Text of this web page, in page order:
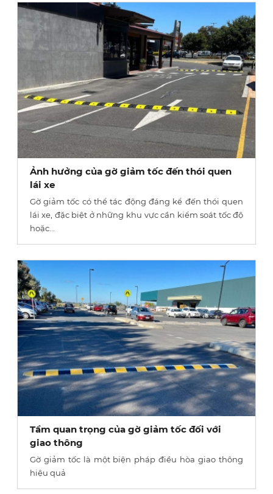
Ảnh hưởng của gờ giảm tốc đến thói quen
lái xe
Gờ giảm tốc có thể tác động đáng kể đến thói quen
lái xe, đặc biệt ở những khu vực cần kiểm soát tốc độ
hoặc...
Tầm quan trọng của gờ giảm tốc đối với
giao thông
Gờ giảm tốc là một biện pháp điều hòa giao thông
hiệu quả